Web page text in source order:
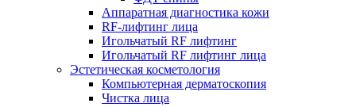
Аппаратная диагностика кожи
RF-лифтинг лица
Игольчатый RF лифтинг
Игольчатый RF лифтинг лица
Эстетическая косметология
Компьютерная дерматоскопия
Чистка лица